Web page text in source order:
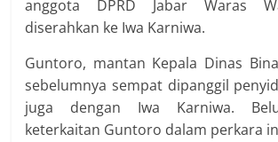
anggota DPRD Jabar Waras
diserahkan ke Iwa Karniwa.
Guntoro, mantan Kepala Dinas
sebelumnya sempat dipanggil
juga dengan Iwa Karniwa.
keterkaitan Guntoro dalam perkara